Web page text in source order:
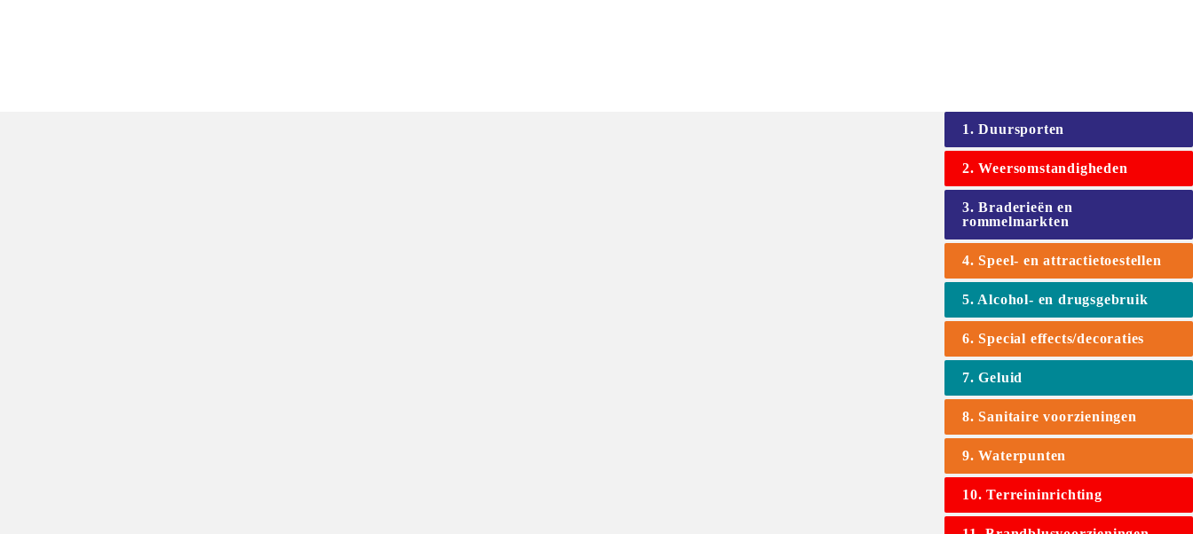
1. Duursporten
2. Weersomstandigheden
3. Braderieën en
rommelmarkten
4. Speel- en attractietoestellen
5. Alcohol- en drugsgebruik
6. Special effects/decoraties
7. Geluid
8. Sanitaire voorzieningen
9. Waterpunten
10. Terreininrichting